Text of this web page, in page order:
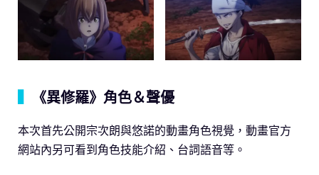
《異修羅》角色＆聲優
本次首先公開宗次朗與悠諾的動畫角色視覺，動畫官方
網站內另可看到角色技能介紹、台詞語音等。